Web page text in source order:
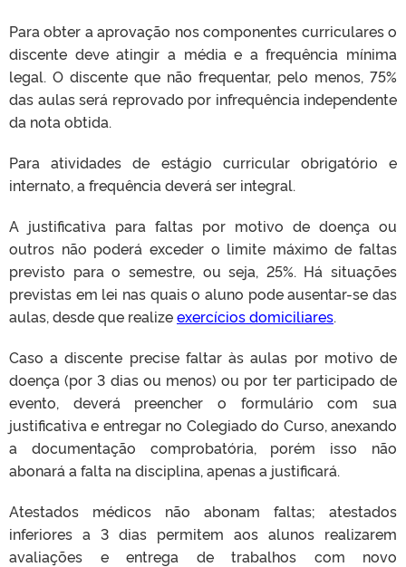
Para obter a aprovação nos componentes curriculares o
discente deve atingir a média e a frequência mínima
legal. O discente que não frequentar, pelo menos, 75%
das aulas será reprovado por infrequência independente
da nota obtida.
Para atividades de estágio curricular obrigatório e
internato, a frequência deverá ser integral.
A justificativa para faltas por motivo de doença ou
outros não poderá exceder o limite máximo de faltas
previsto para o semestre, ou seja, 25%. Há situações
previstas em lei nas quais o aluno pode ausentar-se das
aulas, desde que realizeexercícios domiciliares.
Caso a discente precise faltar às aulas por motivo de
doença (por 3 dias ou menos) ou por ter participado de
evento, deverá preencher o formulário com sua
justificativa e entregar no Colegiado do Curso, anexando
a documentação comprobatória, porém isso não
abonará a falta na disciplina, apenas a justificará.
Atestados médicos não abonam faltas; atestados
inferiores a 3 dias permitem aos alunos realizarem
avaliações e entrega de trabalhos com novo